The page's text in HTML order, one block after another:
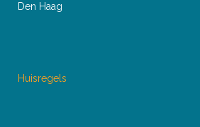
Den Haag
Huisregels